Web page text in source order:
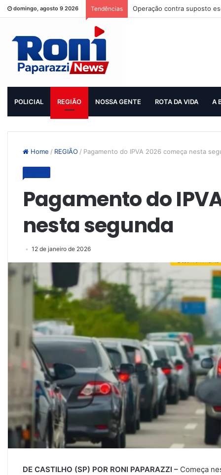
domingo, agosto 9 2026 Tendências Operação contra suposto
POLICIAL REGIÃO NOSSA GENTE ROTA DA VIDA A
Home / REGIÃO / Pagamento do IPVA 2026 começa nesta
Pagamento do
nesta segunda
12 de janeiro de 2026
DE CASTILHO (SP) POR RONI PAPARAZZI – Começa